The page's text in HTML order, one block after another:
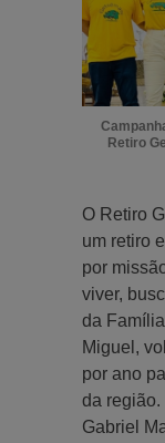
Retiro
O Retiro
um retiro
por
viver,
da
Miguel,
por ano
da região.
Gabriel